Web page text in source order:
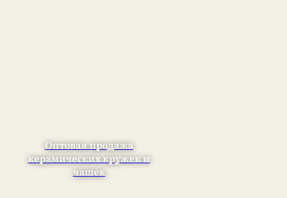
Оптовая продажа
керамических кружек и
чашек